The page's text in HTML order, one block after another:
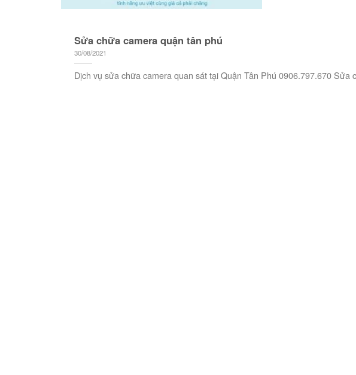
Sửa chữa camera quận tân phú
30/08/2021
Dịch vụ sửa chữa camera quan sát tại Quận Tân Phú 0906.797.670 Sửa